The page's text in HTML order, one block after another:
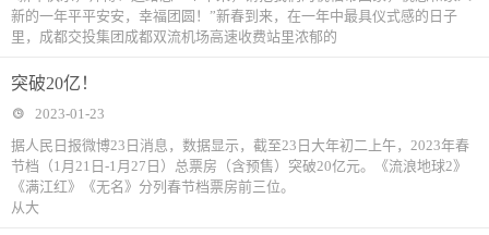
新的一年平平安安，幸福团圆！”新春到来，在一年中最具仪式感的日子
里，成都交投集团成都双流机场高速收费站里浓郁的
突破20亿！
2023-01-23
据人民日报微博23日消息，数据显示，截至23日大年初二上午，2023年春
节档（1月21日-1月27日）总票房（含预售）突破20亿元。《流浪地球2》
《满江红》《无名》分列春节档票房前三位。
从大